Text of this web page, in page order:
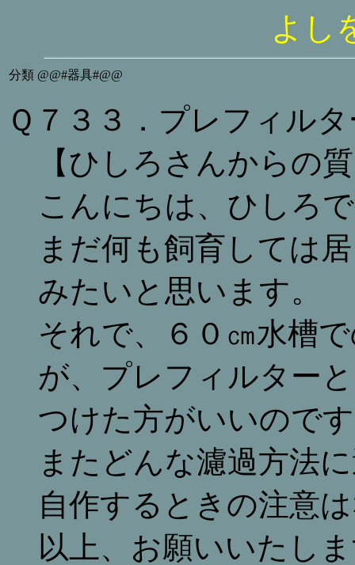
よし
分類 @@#器具#@@
Ｑ７３３．プレフィル
【ひしろさんからの
こんにちは、ひしろ
まだ何も飼育しては
みたいと思います。
それで、６０㎝水槽
が、プレフィルター
つけた方がいいので
またどんな濾過方法
自作するときの注意
以上、お願いいたし